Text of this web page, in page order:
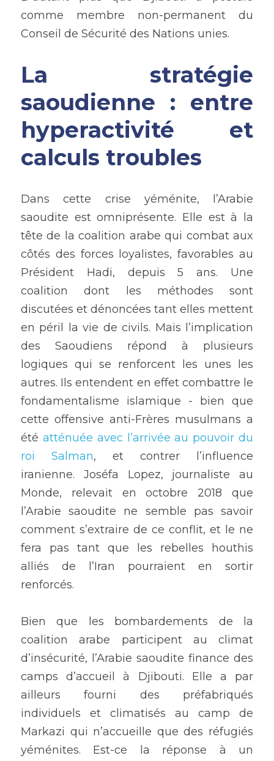
comme membre non-permanent du
Conseil de Sécurité des Nations unies.
La stratégie
saoudienne : entre
hyperactivité et
calculs troubles
Dans cette crise yéménite, l’Arabie
saoudite est omniprésente. Elle est à la
tête de la coalition arabe qui combat aux
côtés des forces loyalistes, favorables au
Président Hadi, depuis 5 ans. Une
coalition dont les méthodes sont
discutées et dénoncées tant elles mettent
en péril la vie de civils. Mais l’implication
des Saoudiens répond à plusieurs
logiques qui se renforcent les unes les
autres. Ils entendent en effet combattre le
fondamentalisme islamique - bien que
cette offensive anti-Frères musulmans a
été atténuée avec l’arrivée au pouvoir du
roi Salman, et contrer l’influence
iranienne. Joséfa Lopez, journaliste au
Monde, relevait en octobre 2018 que
l’Arabie saoudite ne semble pas savoir
comment s’extraire de ce conflit, et le ne
fera pas tant que les rebelles houthis
alliés de l’Iran pourraient en sortir
renforcés.
Bien que les bombardements de la
coalition arabe participent au climat
d’insécurité, l’Arabie saoudite finance des
camps d’accueil à Djibouti. Elle a par
ailleurs fourni des préfabriqués
individuels et climatisés au camp de
Markazi qui n’accueille que des réfugiés
yéménites. Est-ce la réponse à un